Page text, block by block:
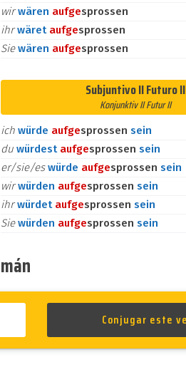
wirwären aufgesprossen
ihrwäret aufgesprossen
Siewären aufgesprossen
Subjuntivo II Futuro II
Konjunktiv II Futur II
ich würde aufgesprossen sein
du würdest aufgesprossen sein
er/sie/eswürde aufgesprossen sein
wirwürden aufgesprossen sein
ihrwürdet aufgesprossen sein
Siewürden aufgesprossen sein